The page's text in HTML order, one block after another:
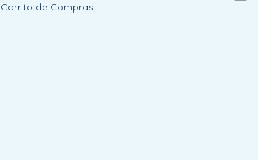
Carrito de Compras